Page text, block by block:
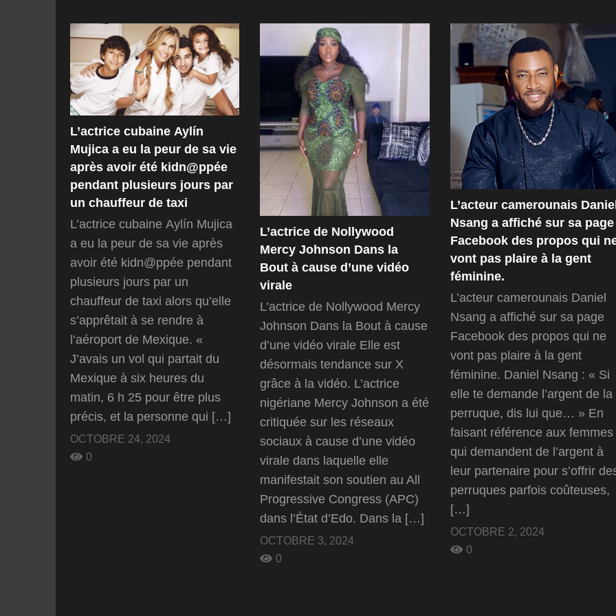
L’actrice cubaine Aylín
Mujica a eu la peur de sa vie
après avoir été kidn@ppée
pendant plusieurs jours par
un chauffeur de taxi
L’actrice cubaine Aylín Mujica
a eu la peur de sa vie après
avoir été kidn@ppée pendant
plusieurs jours par un
chauffeur de taxi alors qu’elle
s’apprêtait à se rendre à
l’aéroport de Mexique. «
J’avais un vol qui partait du
Mexique à six heures du
matin, 6 h 25 pour être plus
précis, et la personne qui […]
OCTOBRE 24, 2024
0
L’actrice de Nollywood
Mercy Johnson Dans la
Bout à cause d’une vidéo
virale
L’actrice de Nollywood Mercy
Johnson Dans la Bout à cause
d’une vidéo virale Elle est
désormais tendance sur X
grâce à la vidéo. L’actrice
nigériane Mercy Johnson a été
critiquée sur les réseaux
sociaux à cause d’une vidéo
virale dans laquelle elle
manifestait son soutien au All
Progressive Congress (APC)
dans l’État d’Edo. Dans la […]
OCTOBRE 3, 2024
0
L’acteur camerounais
Nsang a affiché sur sa page
Facebook des propos qui
vont pas plaire à la gent
féminine.
L’acteur camerounais Daniel
Nsang a affiché sur sa page
Facebook des propos qui ne
vont pas plaire à la gent
féminine. Daniel Nsang : « Si
elle te demande l’argent de la
perruque, dis lui que… » En
faisant référence aux femmes
qui demandent de l’argent à
leur partenaire pour s’offrir
perruques parfois coûteuses,
[…]
OCTOBRE 2, 2024
0